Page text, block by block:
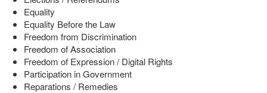
Equality
Equality Before the Law
Freedom from Discrimination
Freedom of Association
Freedom of Expression / Digital Rights
Participation in Government
Reparations / Remedies